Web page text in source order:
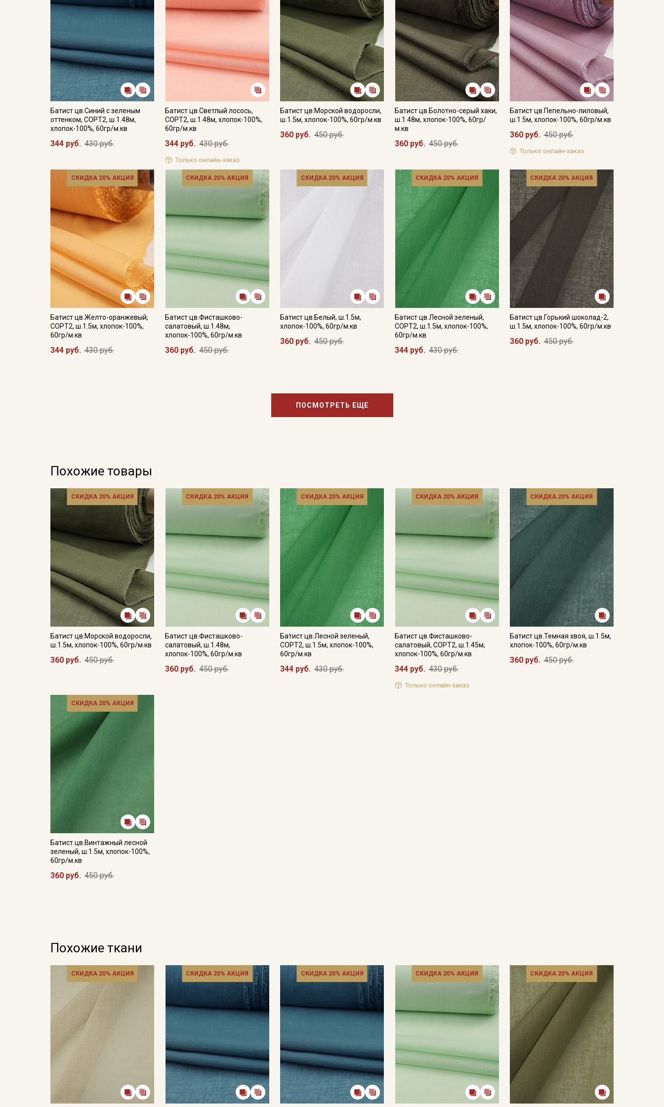
монитора и в зависимости от партии."
Батист цв.Синий с зеленым
оттенком, СОРТ2, ш.1.48м,
хлопок-100%, 60гр/м.кв
344 руб. 430 руб.
Батист цв.Светлый лосось,
СОРТ2, ш.1.48м, хлопок-100%,
60гр/м.кв
344 руб. 430 руб.
Только онлайн-заказ
Батист цв.Морской водоросли,
ш.1.5м, хлопок-100%, 60гр/м.кв
360 руб. 450 руб.
Батист цв.Болотно-серый хаки,
ш.1.48м, хлопок-100%, 60гр/
м.кв
360 руб. 450 руб.
Батист цв.Пепельно-лиловый,
ш.1.5м, хлопок-100%, 60гр/м.кв
360 руб. 450 руб.
Только онлайн-заказ
СКИДКА 20% АКЦИЯ
Батист цв.Желто-оранжевый,
СОРТ2, ш.1.5м, хлопок-100%,
60гр/м.кв
344 руб. 430 руб.
СКИДКА 20% АКЦИЯ
Батист цв.Фисташково-
салатовый, ш.1.48м,
хлопок-100%, 60гр/м.кв
360 руб. 450 руб.
СКИДКА 20% АКЦИЯ
Батист цв.Белый, ш.1.5м,
хлопок-100%, 60гр/м.кв
360 руб. 450 руб.
СКИДКА 20% АКЦИЯ
Батист цв.Лесной зеленый,
СОРТ2, ш.1.5м, хлопок-100%,
60гр/м.кв
344 руб. 430 руб.
СКИДКА 20% АКЦИЯ
Батист цв.Горький шоколад-2,
ш.1.5м, хлопок-100%, 60гр/м.кв
360 руб. 450 руб.
ПОСМОТРЕТЬ ЕЩЕ
Похожие товары
СКИДКА 20% АКЦИЯ
Батист цв.Морской водоросли,
ш.1.5м, хлопок-100%, 60гр/м.кв
360 руб. 450 руб.
СКИДКА 20% АКЦИЯ
Батист цв.Фисташково-
салатовый, ш.1.48м,
хлопок-100%, 60гр/м.кв
360 руб. 450 руб.
СКИДКА 20% АКЦИЯ
Батист цв.Лесной зеленый,
СОРТ2, ш.1.5м, хлопок-100%,
60гр/м.кв
344 руб. 430 руб.
СКИДКА 20% АКЦИЯ
Батист цв.Фисташково-
салатовый, СОРТ2, ш.1.45м,
хлопок-100%, 60гр/м.кв
344 руб. 430 руб.
Только онлайн-заказ
СКИДКА 20% АКЦИЯ
Батист цв.Темная хвоя, ш.1.5м,
хлопок-100%, 60гр/м.кв
360 руб. 450 руб.
СКИДКА 20% АКЦИЯ
Батист цв.Винтажный лесной
зеленый, ш.1.5м, хлопок-100%,
60гр/м.кв
360 руб. 450 руб.
Похожие ткани
СКИДКА 20% АКЦИЯ СКИДКА 20% АКЦИЯ СКИДКА 20% АКЦИЯ СКИДКА 20% АКЦИЯ СКИДКА 20% АКЦИЯ
Секретная рассылка от
промокоды и скидки до 30% на узкие
категории тканей
Ознакомлен(а) сПолитикой обработки персональных
данных
Согласие на обработку персональных
данных
ДаюСогласие на получение рекламных и
информационных рассылок